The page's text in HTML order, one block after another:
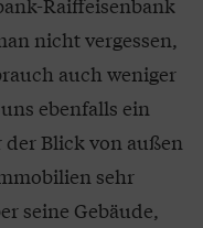
nicht vergessen,
auch weniger
ebenfalls ein
Blick von außen
sehr
seine Gebäude,